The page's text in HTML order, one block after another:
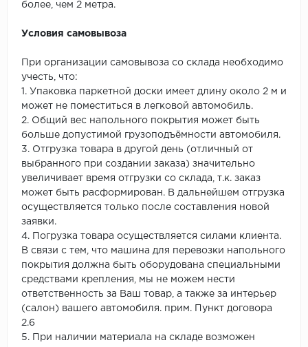
более, чем 2 метра.
Условия самовывоза
При организации самовывоза со склада необходимо
учесть, что:
1. Упаковка паркетной доски имеет длину около 2 м и
может не поместиться в легковой автомобиль.
2. Общий вес напольного покрытия может быть
больше допустимой грузоподъёмности автомобиля.
3. Отгрузка товара в другой день (отличный от
выбранного при создании заказа) значительно
увеличивает время отгрузки со склада, т.к. заказ
может быть расформирован. В дальнейшем отгрузка
осуществляется только после составления новой
заявки.
4. Погрузка товара осуществляется силами клиента.
В связи с тем, что машина для перевозки напольного
покрытия должна быть оборудована специальными
средствами крепления, мы не можем нести
ответственность за Ваш товар, а также за интерьер
(салон) вашего автомобиля. прим. Пункт договора
2.6
5. При наличии материала на складе возможен